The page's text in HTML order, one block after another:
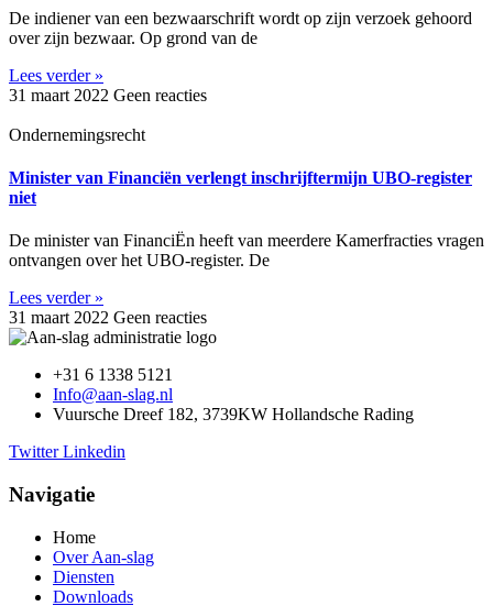
De indiener van een bezwaarschrift wordt op zijn verzoek gehoord
over zijn bezwaar. Op grond van de
Lees verder »
31 maart 2022 Geen reacties
Ondernemingsrecht
Minister van Financiën verlengt inschrijftermijn UBO-register
niet
De minister van FinanciËn heeft van meerdere Kamerfracties vragen
ontvangen over het UBO-register. De
Lees verder »
31 maart 2022 Geen reacties
+31 6 1338 5121
Info@aan-slag.nl
Vuursche Dreef 182, 3739KW Hollandsche Rading
Twitter Linkedin
Navigatie
Home
Over Aan-slag
Diensten
Downloads